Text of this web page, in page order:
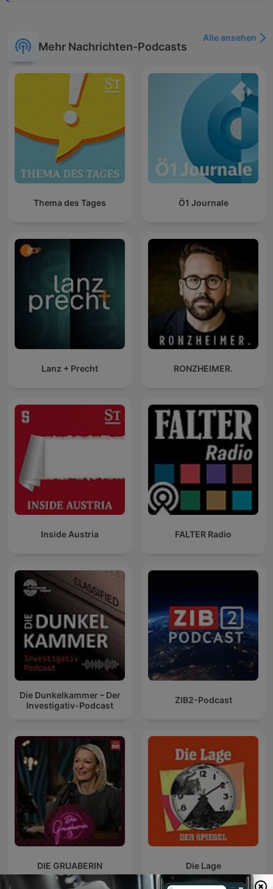
Mehr Nachrichten-Podcasts
Alle ansehen
Thema des Tages Ö1 Journale
Lanz + Precht RONZHEIMER.
Inside Austria FALTER Radio
Die Dunkelkammer – Der
Investigativ-Podcast
ZIB2-Podcast
DIE GRUABERIN Die Lage